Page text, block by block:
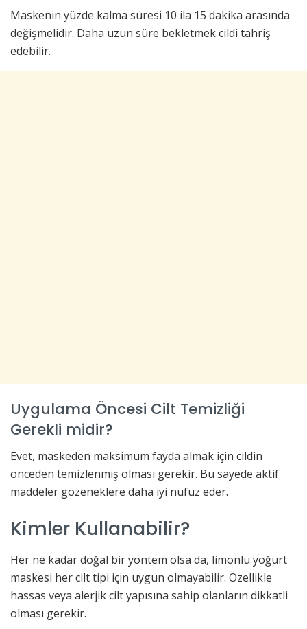
Maskenin yüzde kalma süresi 10 ila 15 dakika arasında
değişmelidir. Daha uzun süre bekletmek cildi tahriş
edebilir.
Uygulama Öncesi Cilt Temizliği
Gerekli midir?
Evet, maskeden maksimum fayda almak için cildin
önceden temizlenmiş olması gerekir. Bu sayede aktif
maddeler gözeneklere daha iyi nüfuz eder.
Kimler Kullanabilir?
Her ne kadar doğal bir yöntem olsa da, limonlu yoğurt
maskesi her cilt tipi için uygun olmayabilir. Özellikle
hassas veya alerjik cilt yapısına sahip olanların dikkatli
olması gerekir.